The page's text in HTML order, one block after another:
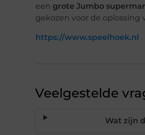
een grote Jumbo
gekozen voor de oplossing
https://www.speelhoek.nl
Veelgestelde
Wat zijn